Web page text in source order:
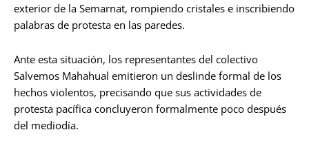
exterior de la Semarnat, rompiendo cristales e inscribiendo
palabras de protesta en las paredes.
Ante esta situación, los representantes del colectivo
Salvemos Mahahual emitieron un deslinde formal de los
hechos violentos, precisando que sus actividades de
protesta pacífica concluyeron formalmente poco después
del mediodía.